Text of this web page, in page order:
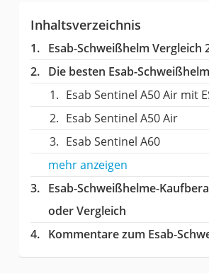
Inhaltsverzeichnis
Esab-Schweißhelm Vergleich
Die besten Esab-
Esab Sentinel A50 Air mit
Esab Sentinel A50 Air
Esab Sentinel A60
mehr anzeigen
Esab-Schweißhelme-
oder Vergleich
Kommentare zum Esab-